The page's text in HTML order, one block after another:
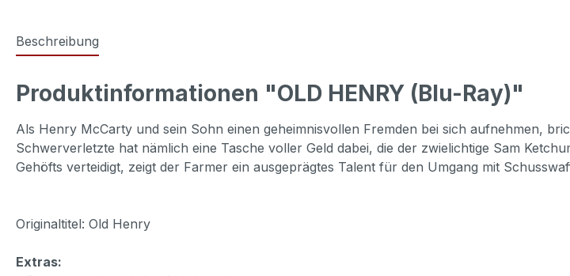
Beschreibung
Produktinformationen "OLD HENRY (Blu-Ray)"
Als Henry McCarty und sein Sohn einen geheimnisvollen Fremden bei sich aufnehmen,
Schwerverletzte hat nämlich eine Tasche voller Geld dabei, die der zwielichtige Sam
Gehöfts verteidigt, zeigt der Farmer ein ausgeprägtes Talent für den Umgang mit
Originaltitel: Old Henry
Extras: